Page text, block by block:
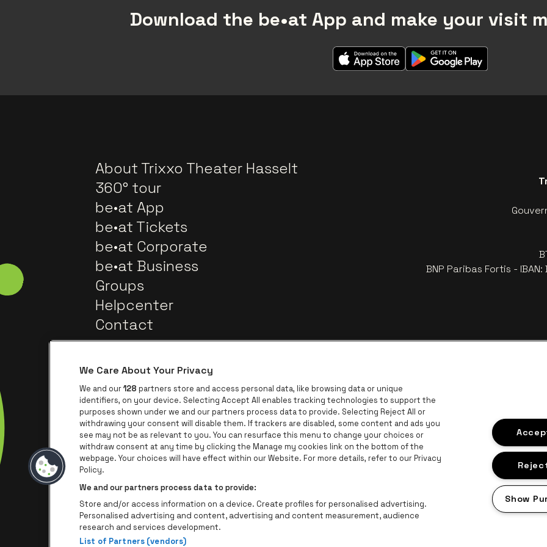
Download the be•at App and make your visit
About Trixxo Theater Hasselt
360° tour
be•at App
be•at Tickets
be•at Corporate
be•at Business
Groups
Helpcenter
Contact
BNP Paribas Fortis -
Go to website of Trixxo Go to website of EuropcarGo to website of Voka Limburg
Go to website of Jupiler
Go to website of Champagne Pommery
Go to website of The Jameson logo in off‑white
Go to website of The Lillet logo in
Go to
Go to website of Lotto
We Care About Your Privacy
We and our128 partners store and access personal data, like browsing data or unique
identifiers, on your device. Selecting Accept All enables tracking technologies to support the
purposes shown under we and our partners process data to provide. Selecting Reject All or
withdrawing your consent will disable them. If trackers are disabled, some content and ads you
see may not be as relevant to you. You can resurface this menu to change your choices or
withdraw consent at any time by clicking the Manage my cookies link on the bottom of the
webpage. Your choices will have effect within our Website. For more details, refer to our Privacy
Policy.
We and our partners process data to provide:
Store and/or access information on a device. Create profiles for personalised advertising.
Personalised advertising and content, advertising and content measurement, audience
research and services development.
List of Partners (vendors)
Show